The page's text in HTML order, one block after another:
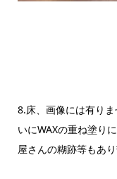
8.床、画像には有り
いにWAXの重ね塗り
屋さんの糊跡等もあり